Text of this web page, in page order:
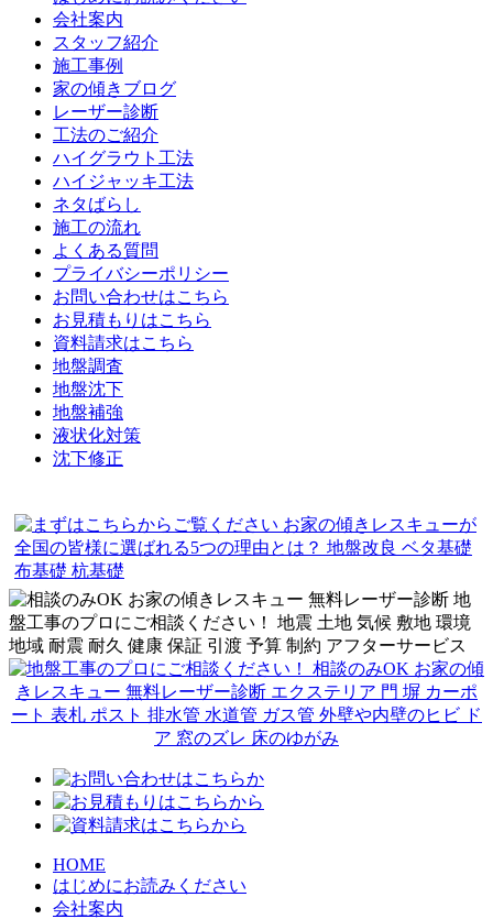
会社案内
スタッフ紹介
施工事例
家の傾きブログ
レーザー診断
工法のご紹介
ハイグラウト工法
ハイジャッキ工法
ネタばらし
施工の流れ
よくある質問
プライバシーポリシー
お問い合わせはこちら
お見積もりはこちら
資料請求はこちら
地盤調査
地盤沈下
地盤補強
液状化対策
沈下修正
HOME
はじめにお読みください
会社案内